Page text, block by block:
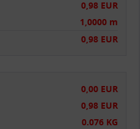
0,98 EUR
1,0000 m
0,98 EUR
0,00 EUR
0,98 EUR
0.076 KG